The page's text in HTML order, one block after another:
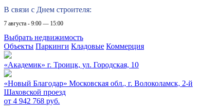
В связи с Днем строителя:
7 августа - 9:00 — 15:00
Выбрать недвижимость
Объекты Паркинги Кладовые Коммерция
«Академик» г. Троицк, ул. Городская, 10
«Новый Благодар» Московская обл., г. Волоколамск, 2-й
Шаховской проезд
от 4 942 768 руб.